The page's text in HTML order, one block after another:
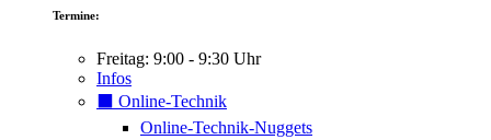
Termine:
Freitag: 9:00 - 9:30 Uhr
Infos
⬛️ Online-Technik
Online-Technik-Nuggets